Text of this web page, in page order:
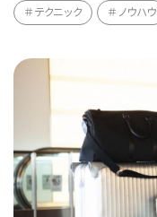
テクニック ノウハウ